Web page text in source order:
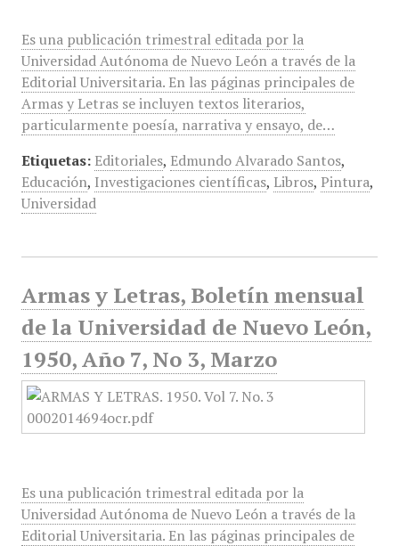
Es una publicación trimestral editada por la
Universidad Autónoma de Nuevo León a través de la
Editorial Universitaria. En las páginas principales de
Armas y Letras se incluyen textos literarios,
particularmente poesía, narrativa y ensayo, de…
Etiquetas: Editoriales, Edmundo Alvarado Santos,
Educación, Investigaciones científicas, Libros, Pintura,
Universidad
Armas y Letras, Boletín mensual
de la Universidad de Nuevo León,
1950, Año 7, No 3, Marzo
Es una publicación trimestral editada por la
Universidad Autónoma de Nuevo León a través de la
Editorial Universitaria. En las páginas principales de